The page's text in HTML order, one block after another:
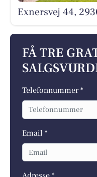
Exnersvej 44,
FÅ TRE
Telefonnummer *
Email *